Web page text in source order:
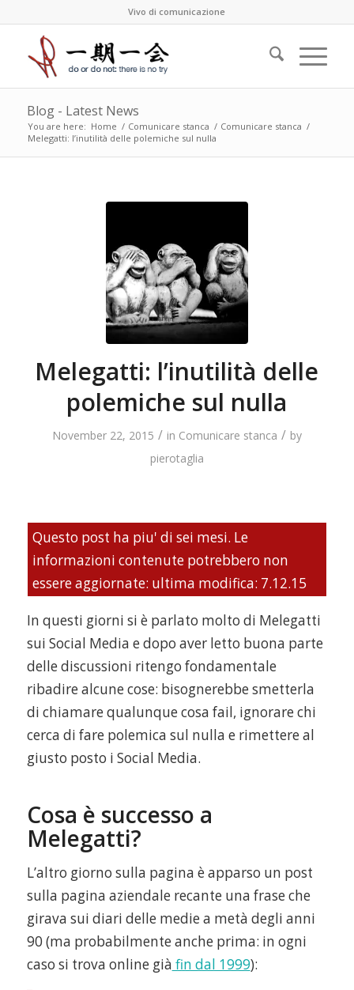
Vivo di comunicazione
Blog - Latest News
You are here: Home / Comunicare stanca / Comunicare stanca /
Melegatti: l’inutilità delle polemiche sul nulla
Melegatti: l’inutilità delle
polemiche sul nulla
November 22, 2015 / in Comunicare stanca / by
pierotaglia
Questo post ha piu' di sei mesi. Le
informazioni contenute potrebbero non
essere aggiornate: ultima modifica: 7.12.15
In questi giorni si è parlato molto di Melegatti
sui Social Media e dopo aver letto buona parte
delle discussioni ritengo fondamentale
ribadire alcune cose: bisognerebbe smetterla
di chiamare qualunque cosa fail, ignorare chi
cerca di fare polemica sul nulla e rimettere al
giusto posto i Social Media.
Cosa è successo a
Melegatti?
L’altro giorno sulla pagina è apparso un post
sulla pagina aziendale recante una frase che
girava sui diari delle medie a metà degli anni
90 (ma probabilmente anche prima: in ogni
caso si trova online già fin dal 1999):